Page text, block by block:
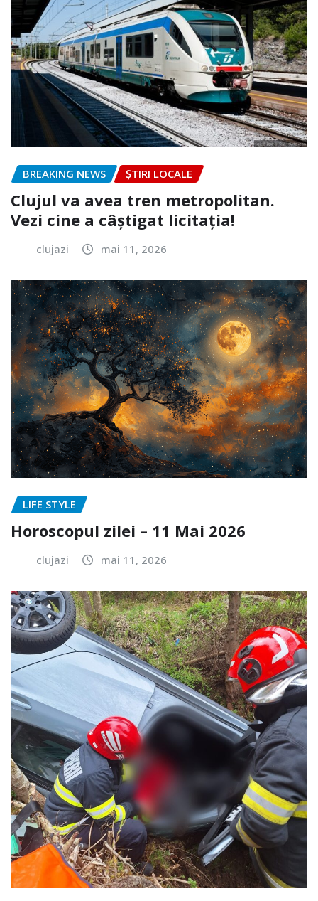
BREAKING NEWS ȘTIRI LOCALE
Clujul va avea tren metropolitan.
Vezi cine a câștigat licitația!
clujazi mai 11, 2026
LIFE STYLE
Horoscopul zilei – 11 Mai 2026
clujazi mai 11, 2026